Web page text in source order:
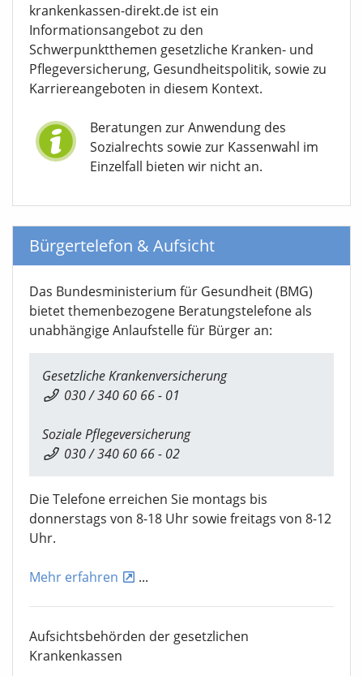
krankenkassen-direkt.de ist ein
Informationsangebot zu den
Schwerpunktthemen gesetzliche Kranken- und
Pflegeversicherung, Gesundheitspolitik, sowie zu
Karriereangeboten in diesem Kontext.
Beratungen zur Anwendung des
Sozialrechts sowie zur Kassenwahl im
Einzelfall bieten wir nicht an.
Bürgertelefon & Aufsicht
Das Bundesministerium für Gesundheit (BMG)
bietet themenbezogene Beratungstelefone als
unabhängige Anlaufstelle für Bürger an:
Gesetzliche Krankenversicherung
030 / 340 60 66 - 01
Soziale Pflegeversicherung
030 / 340 60 66 - 02
Die Telefone erreichen Sie montags bis
donnerstags von 8-18 Uhr sowie freitags von 8-12
Uhr.
Mehr erfahren ...
Aufsichtsbehörden der gesetzlichen
Krankenkassen